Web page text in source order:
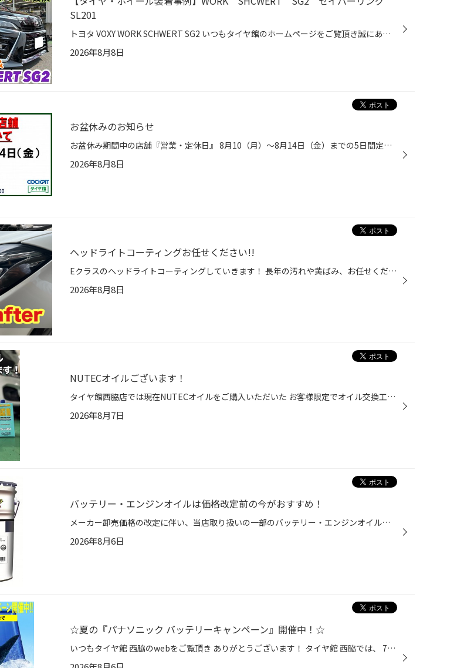
SL201
トヨタ VOXY WORK SCHWERT SG2 いつもタイヤ館のホームページをご覧頂き誠にありがとうございます！ 今回はタイヤ館近隣直営店舗（京都・滋賀・大阪・和歌山・兵庫）にて承りました 作業事例をご紹介させて頂きます。 WEBへのご承諾を頂きましたお客様、誠にありがとうございます！ 本日は、トヨタ...
2026年8月8日
お盆休みのお知らせ
お盆休み期間中の店舗『営業・定休日』 8月10（月）～8月14日（金）までの5日間定休日とさせて頂きます。 ご不便をおかけいたします。 ご理解の程よろしくお願いいたします。 8月15日（土）より通常通り営業いたします！ ご来店お待ちしております!! ⇩⇩来店予約はこちらから⇩⇩ 【タイヤ購入・メンテ...
2026年8月8日
ヘッドライトコーティングお任せください!!
Eクラスのヘッドライトコーティングしていきます！ 長年の汚れや黄ばみ、お任せください！ 今回施工したヘッドライトコーティングは13200円になります。 作業工程 ①まずはしっかりとマスキングをして1200番のペーパーで磨いていきます！ ②大きな傷・汚れが取れたら番手を1500にあげて更に磨きます！...
2026年8月8日
NUTECオイルございます！
タイヤ館西脇店では現在NUTECオイルをご購入いただいた お客様限定でオイル交換工賃サービスさせていただいております！ 気になっている方チャンスですよ！NUTECホームページ ※その他在庫として置いていないものもご用意できます！ タイヤ館西脇までのGoogleマップ ➥こちらをタップ
2026年8月7日
バッテリー・エンジンオイルは価格改定前の今がおすすめ！
メーカー卸売価格の改定に伴い、当店取り扱いの一部のバッテリー・エンジンオイルの価格改定を 9/1より随時実施させていただきます。 現状の価格改定前の価格での対応については、各製品の値上がり前日までの作業実施が対象となっております。 夏休みでお出かけ予定の方や車検に向けて、そろそろ交...
2026年8月6日
☆夏の『パナソニック バッテリーキャンペーン』開催中！☆
いつもタイヤ館 西脇のwebをご覧頂き ありがとうございます！ タイヤ館 西脇では、 7/1(水)～9/30(水)まで 春の『パナソニック バッテリーキャンペーン』を開催中です☆ パナソニック バッテリーがお得に買えるチャンスです！ パナソニック以外のメーカーでもキャンペーン価格で 対応可能ですので、...